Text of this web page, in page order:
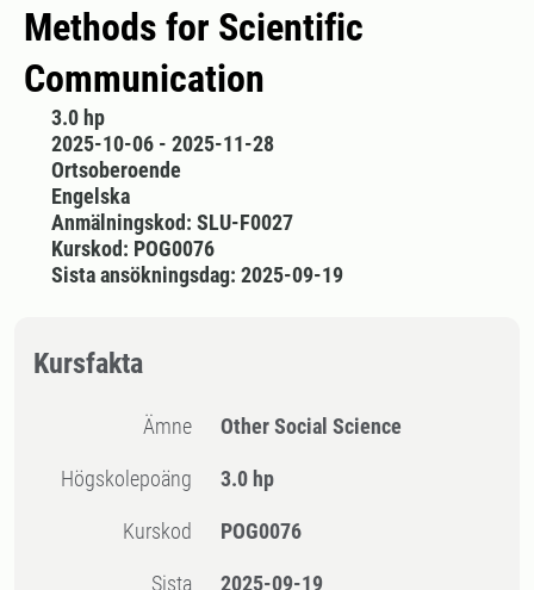
Methods for Scientific
Communication
3.0 hp
2025-10-06 - 2025-11-28
Ortsoberoende
Engelska
Anmälningskod: SLU-F0027
Kurskod: POG0076
Sista ansökningsdag: 2025-09-19
Kursfakta
Ämne Other Social Science
högskolepoäng 3.0 hp
Kurskod POG0076
Sista
2025-09-19